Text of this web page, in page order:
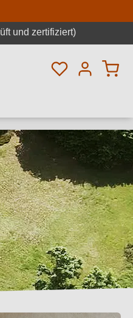
und zertifiziert)
Du hast 0